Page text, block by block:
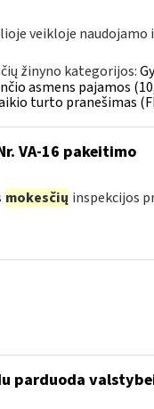
veikloje
žinyno kategorijos:
asmens pajamos
turto pranešimas
VA-16 pakeitimo
mokesčių inspekcijos
parduoda